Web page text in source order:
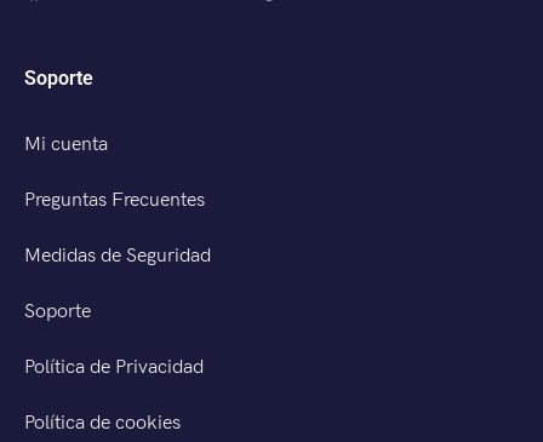
Soporte
Mi cuenta
Preguntas Frecuentes
Medidas de Seguridad
Soporte
Política de Privacidad
Política de cookies